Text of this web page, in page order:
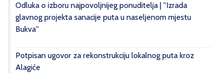
Odluka o izboru najpovoljnijeg ponuditelja | ''Izrada
glavnog projekta sanacije puta u naseljenom mjestu
Bukva''
Potpisan ugovor za rekonstrukciju lokalnog puta kroz
Alagiće